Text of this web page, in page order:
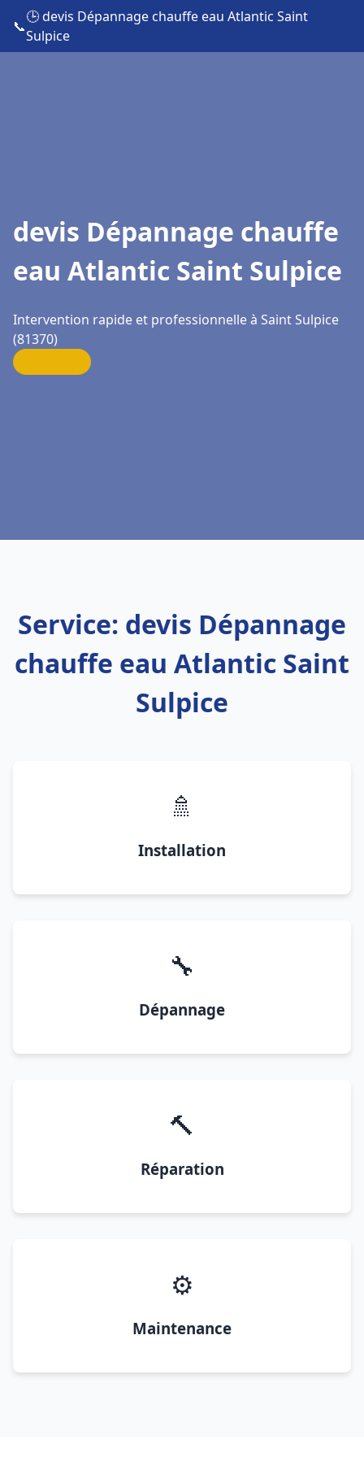
📞
🕒 devis Dépannage chauffe eau Atlantic Saint
Sulpice
devis Dépannage chauffe
eau Atlantic Saint Sulpice
Intervention rapide et professionnelle à Saint Sulpice
(81370)
Service: devis Dépannage
chauffe eau Atlantic Saint
Sulpice
🚿
Installation
🔧
Dépannage
🔨
Réparation
⚙️
Maintenance